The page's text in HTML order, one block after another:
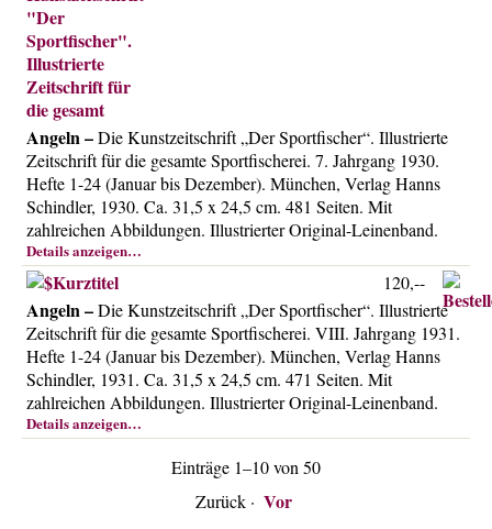
Angeln –Die Kunstzeitschrift „Der Sportfischer“. Illustrierte
Zeitschrift für die gesamte Sportfischerei. 7. Jahrgang 1930.
Hefte 1-24 (Januar bis Dezember). München, Verlag Hanns
Schindler, 1930. Ca. 31,5 x 24,5 cm. 481 Seiten. Mit
zahlreichen Abbildungen. Illustrierter Original-Leinenband.
Details anzeigen…
Angeln –Die Kunstzeitschrift „Der Sportfischer“. Illustrierte
Zeitschrift für die gesamte Sportfischerei. VIII. Jahrgang 1931.
Hefte 1-24 (Januar bis Dezember). München, Verlag Hanns
Schindler, 1931. Ca. 31,5 x 24,5 cm. 471 Seiten. Mit
zahlreichen Abbildungen. Illustrierter Original-Leinenband.
Details anzeigen…
120,--
Einträge 1–10 von 50
Zurück · Vor